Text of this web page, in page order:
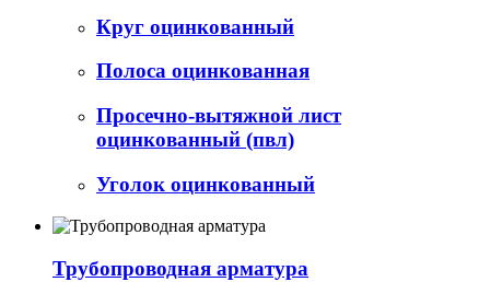
Круг оцинкованный
Полоса оцинкованная
Просечно-вытяжной лист
оцинкованный (пвл)
Уголок оцинкованный
Трубопроводная арматура